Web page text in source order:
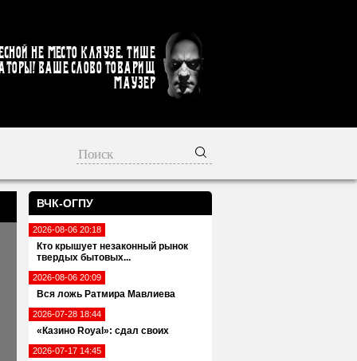
не место кляузе. Тише
Ваше слово товарищ
Маузер
ВЧК-ОГПУ
2026-08-06 20:18
Кто крышует незаконный рынок
твердых бытовых...
2026-08-06 20:09
Вся ложь Ратмира Мавлиева
2026-07-28 18:44
«Казино Royal»: сдал своих
2026-07-17 14:45